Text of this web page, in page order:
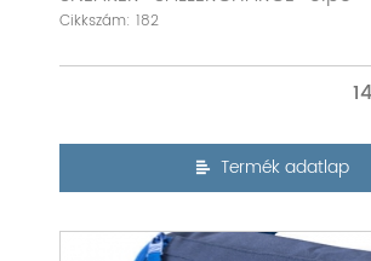
Cikkszám: 182
Termék adatlap